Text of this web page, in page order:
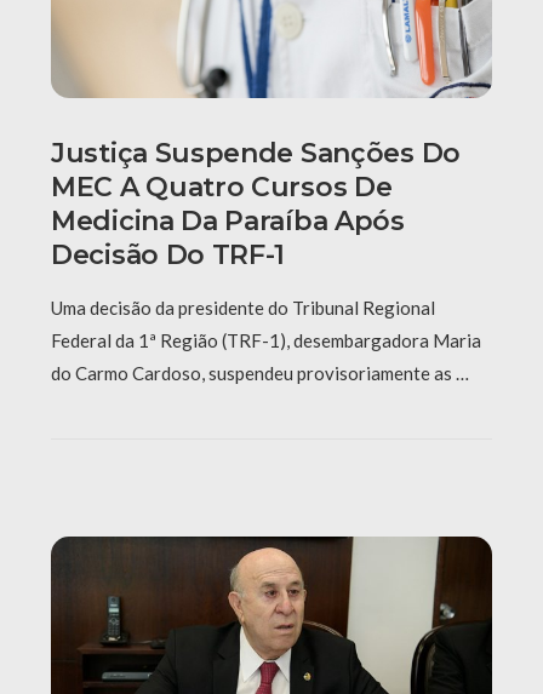
Justiça Suspende Sanções Do
MEC A Quatro Cursos De
Medicina Da Paraíba Após
Decisão Do TRF-1
Uma decisão da presidente do Tribunal Regional
Federal da 1ª Região (TRF-1), desembargadora Maria
do Carmo Cardoso, suspendeu provisoriamente as …